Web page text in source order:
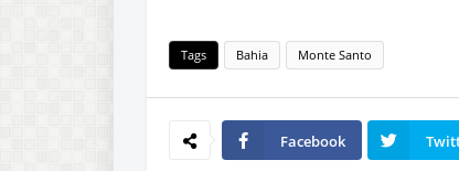
Tags Bahia Monte Santo
Facebook